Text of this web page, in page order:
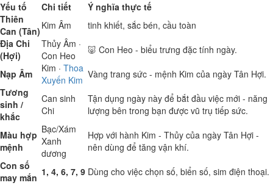
Yếu tố
Chi tiết
Ý nghĩa thực tế
Thiên
Can (Tân) Kim Âm
tinh khiết, sắc bén, cầu toàn
Địa Chi
(Hợi)
Thủy Âm ·
Con Heo
🐷 Con Heo - biểu trưng đặc tính ngày.
Nạp Âm
Kim · Thoa
Xuyến Kim Vàng trang sức - mệnh Kim của ngày Tân Hợi.
Tương
sinh /
khắc
Can sinh
Chi
Tận dụng ngày này để bắt đầu việc mới - năng
lượng bên trong bạn được vũ trụ tiếp sức.
Màu hợp
mệnh
Bạc/Xám
Xanh
dương
Hợp với hành Kim - Thủy của ngày Tân Hợi -
nên dùng để tăng vận khí.
Con số
may mắn 1, 4, 6, 7, 9 Dùng cho việc chọn số, biển số, sim điện thoại.